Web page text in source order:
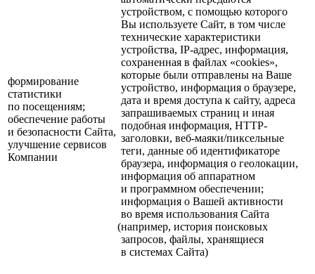
формирование
статистики
по посещениям;
обеспечение работы
и безопасности Сайта,
улучшение сервисов
Компании
устройством, с помощью которого
Вы используете Сайт, в том числе
технические характеристики
устройства, IP-адрес, информация,
сохраненная в файлах «cookies»,
которые были отправлены на Ваше
устройство, информация о браузере,
дата и время доступа к сайту, адреса
запрашиваемых страниц и иная
подобная информация, HTTP-
заголовки, веб-маяки/пиксельные
теги, данные об идентификаторе
браузера, информация о геолокации,
информация об аппаратном
и программном обеспечении;
информация о Вашей активности
во время использования Сайта
(например, история поисковых
запросов, файлы, хранящиеся
в системах Сайта)